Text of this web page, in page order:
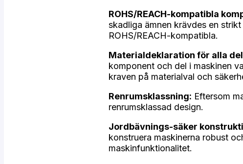
ROHS/REACH-kompatibla
skadliga ämnen krävdes en
ROHS/REACH-kompatibla.
Materialdeklaration för alla
komponent och del i maskinen
kraven på materialval och
Renrumsklassning: Eftersom
renrumsklassad design.
Jordbävnings-säker
konstruera maskinerna robust
maskinfunktionalitet.